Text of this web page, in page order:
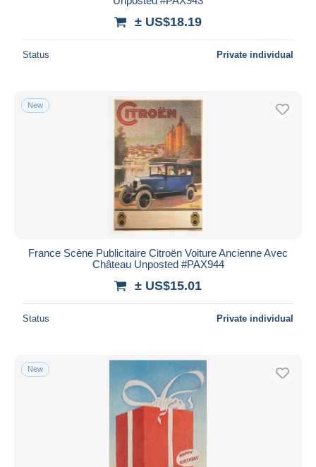
± US$18.19
Status Private individual
New
France Scène Publicitaire Citroën Voiture Ancienne Avec
Château Unposted #PAX944
± US$15.01
Status Private individual
New